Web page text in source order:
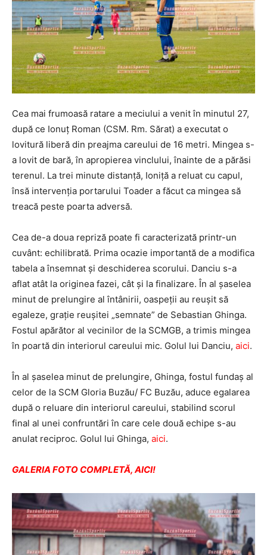
Cea mai frumoasă ratare a meciului a venit în minutul 27,
după ce Ionuţ Roman (CSM. Rm. Sărat) a executat o
lovitură liberă din preajma careului de 16 metri. Mingea s-
a lovit de bară, în apropierea vinclului, înainte de a părăsi
terenul. La trei minute distanţă, Ioniţă a reluat cu capul,
însă intervenţia portarului Toader a făcut ca mingea să
treacă peste poarta adversă.
Cea de-a doua repriză poate fi caracterizată printr-un
cuvânt: echilibrată. Prima ocazie importantă de a modifica
tabela a însemnat şi deschiderea scorului. Danciu s-a
aflat atât la originea fazei, cât şi la finalizare. În al şaselea
minut de prelungire al întânirii, oaspeţii au reuşit să
egaleze, graţie reuşitei „semnate” de Sebastian Ghinga.
Fostul apărător al vecinilor de la SCMGB, a trimis mingea
în poartă din interiorul careului mic. Golul lui Danciu, aici.
În al şaselea minut de prelungire, Ghinga, fostul fundaş al
celor de la SCM Gloria Buzău/ FC Buzău, aduce egalarea
după o reluare din interiorul careului, stabilind scorul
final al unei confruntări în care cele două echipe s-au
anulat reciproc. Golul lui Ghinga, aici.
GALERIA FOTO COMPLETĂ, AICI!